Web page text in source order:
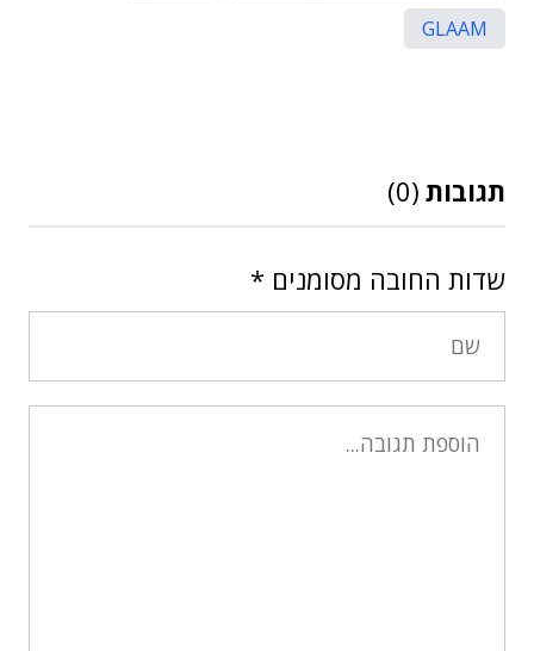
GLAAM
תגובות (0)
שדות החובה מסומנים *